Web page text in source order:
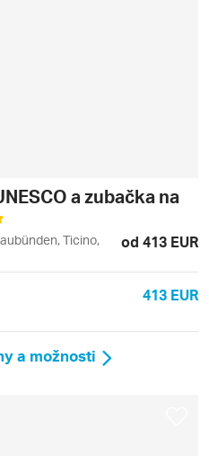
a zubačka na
Ticino,
od 413 EUR
413 EUR
a možnosti